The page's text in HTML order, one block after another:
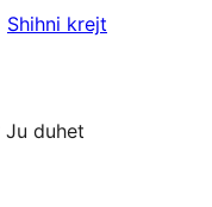
Shihni krejt
Ju duhet